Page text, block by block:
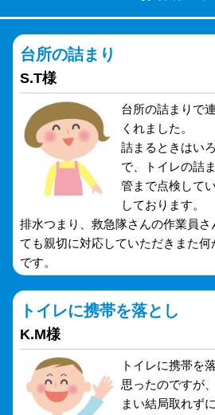
台所の詰まり
S.T様
台所の詰まりで
くれました。
詰まるときはい
で、トイレの詰
管まで点検して
しております。
排水つまり、救急隊さんの作業員さ
ても親切に対応していただきまた
です。
トイレに携帯を落とし
K.M様
トイレに携帯を
思ったのですが
まい結局取れず